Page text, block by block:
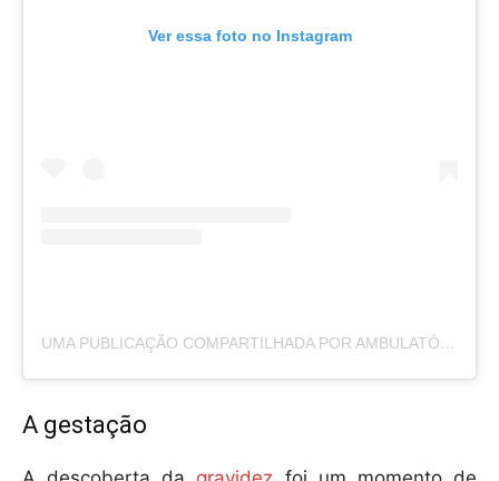
Ver essa foto no Instagram
UMA PUBLICAÇÃO COMPARTILHADA POR AMBULATÓRIO LGBT RAFAELLA CICARELLY (@AMBULATORIOOLINDALGBT)
A gestação